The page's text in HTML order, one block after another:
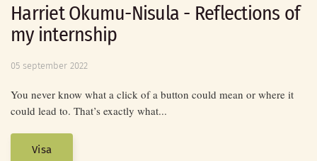
Harriet Okumu-Nisula - Reflections of
my internship
05 september 2022
You never know what a click of a button could mean or where it
could lead to. That’s exactly what...
Visa